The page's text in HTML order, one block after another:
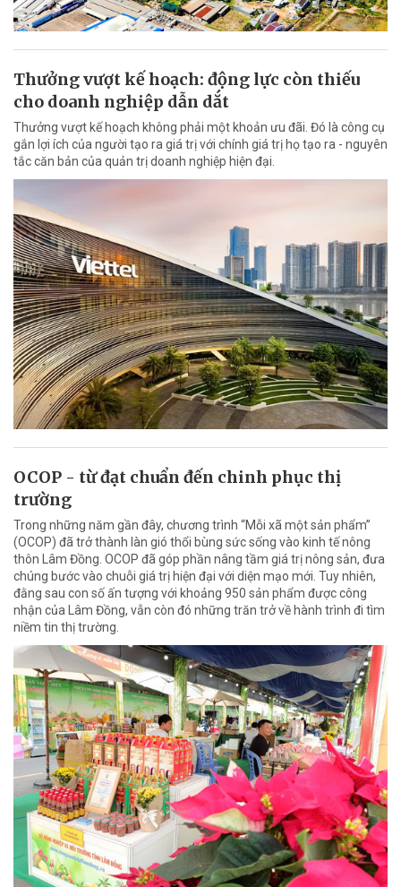
Thưởng vượt kế hoạch: động lực còn thiếu
cho doanh nghiệp dẫn dắt
Thưởng vượt kế hoạch không phải một khoản ưu đãi. Đó là công cụ
gắn lợi ích của người tạo ra giá trị với chính giá trị họ tạo ra - nguyên
tắc căn bản của quản trị doanh nghiệp hiện đại.
OCOP - từ đạt chuẩn đến chinh phục thị
trường
Trong những năm gần đây, chương trình “Mỗi xã một sản phẩm”
(OCOP) đã trở thành làn gió thổi bùng sức sống vào kinh tế nông
thôn Lâm Đồng. OCOP đã góp phần nâng tầm giá trị nông sản, đưa
chúng bước vào chuỗi giá trị hiện đại với diện mạo mới. Tuy nhiên,
đằng sau con số ấn tượng với khoảng 950 sản phẩm được công
nhận của Lâm Đồng, vẫn còn đó những trăn trở về hành trình đi tìm
niềm tin thị trường.